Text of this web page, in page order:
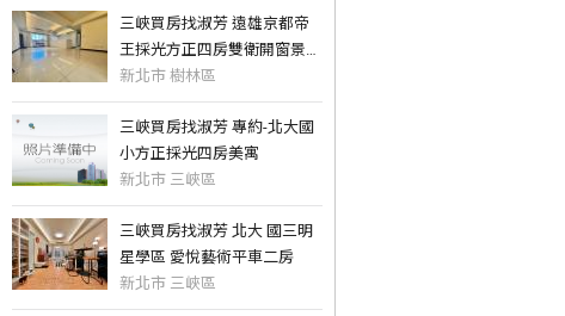
三峽買房找淑芳 遠雄京都帝
王採光方正四房雙衛開窗景觀
宅
新北市 樹林區
三峽買房找淑芳 專約-北大國
小方正採光四房美寓
新北市 三峽區
三峽買房找淑芳 北大 國三明
星學區 愛悅藝術平車二房
新北市 三峽區